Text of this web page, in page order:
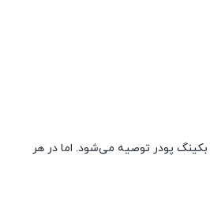
اضافه کنید. معمولاً در هر ۱۰۰ گرم آرد، یک قاشق چای‌خوری بکینگ پودر توصیه می‌شود. اما در هر